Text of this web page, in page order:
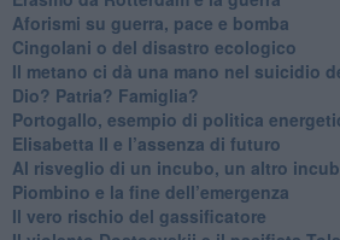
​Aforismi su guerra, pace e bomba
Cingolani o del disastro ecologico
​Il metano ci dà una mano nel suicidio
​Dio? Patria? Famiglia?
Portogallo, esempio di politica
​Elisabetta II e l’assenza di futuro
Al risveglio di un incubo, un altro
​Piombino e la fine dell’emergenza
​Il vero rischio del gassificatore